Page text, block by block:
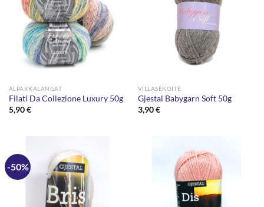
ALPAKKALANGAT
Filati Da Collezione Luxury 50g
5,90€
VILLASEKOITE
Gjestal Babygarn Soft 50g
3,90€
-50%